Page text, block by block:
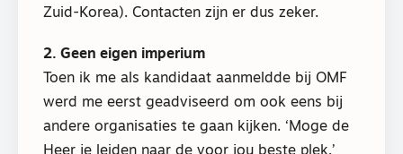
Zuid-Korea). Contacten zijn er dus zeker.
2. Geen eigen imperium
Toen ik me als kandidaat aanmeldde bij OMF
werd me eerst geadviseerd om ook eens bij
andere organisaties te gaan kijken. ‘Moge de
Heer je leiden naar de voor jou beste plek.’